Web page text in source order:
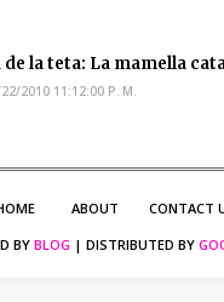
de la teta: La mamella
2010 11:12:00 P. M.
ABOUT
CONTACT
BYBLOG | DISTRIBUTED BY